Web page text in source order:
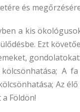
és
a kis
Ezt
A
Az
Földön!